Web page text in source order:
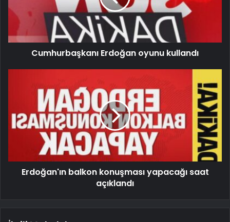
Cumhurbaşkanı Erdoğan oyunu kullandı
Erdoğan'ın balkon konuşması yapacağı saat
açıklandı